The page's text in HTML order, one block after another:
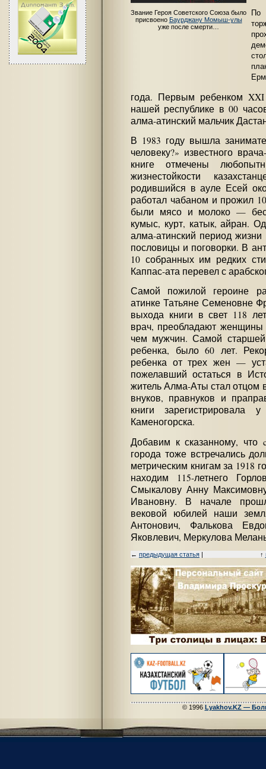
Звание Героя Советского Союза было
присвоено Баурджану Момыш-улы
уже после смерти…
По
года. Первым ребенком
нашей республике в 00
алма-атинский мальчик
В 1983 году вышла
человеку?» известного
книге отмечены
жизнестойкости
родившийся в ауле Есей
работал чабаном и прожил
были мясо и молоко —
кумыс, курт, катык, айран.
алма-атинский период
пословицы и поговорки. В
10 собранных им редких
Каппас-ата перевел с
Самой пожилой героине
атинке Татьяне Семеновне
выхода книги в свет 118
врач, преобладают
чем мужчин. Самой
ребенка, было 60 лет.
ребенка от трех жен —
пожелавший остаться в
житель Алма-Аты стал отцом
внуков, правнуков и
книги зарегистрировала
Каменогорска.
Добавим к сказанному, что
города тоже встречались
метрическим книгам за 1918
находим 115-летнего
Смыкалову Анну
Ивановну. В начале
вековой юбилей наши
Антонович, Фалькова
Яковлевич, Меркулова
← предыдущая статья | ↑
© 1996 Lyakhov.KZ —